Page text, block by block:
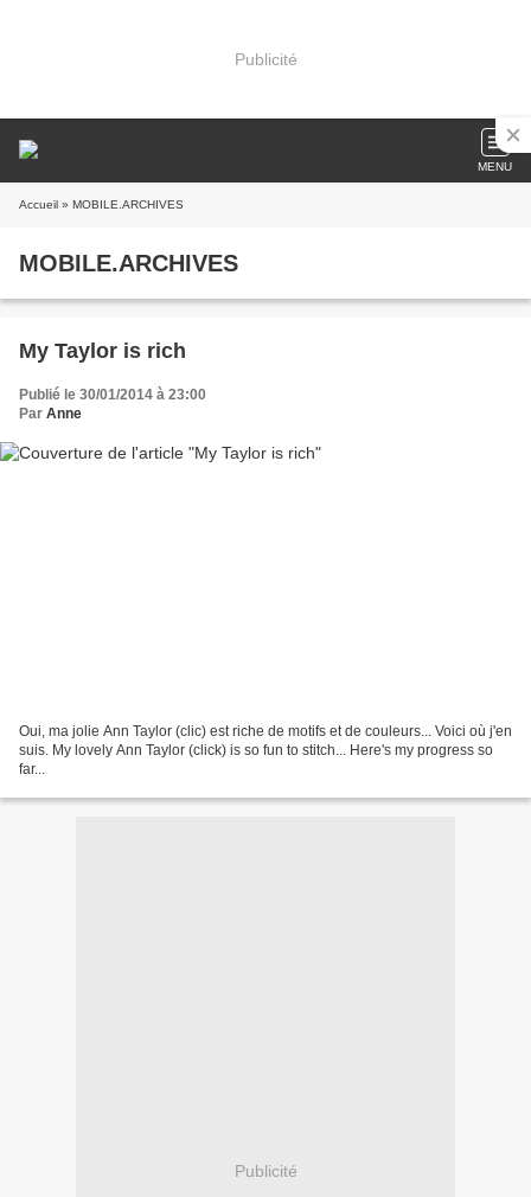
Publicité
MENU
Accueil » MOBILE.ARCHIVES
MOBILE.ARCHIVES
My Taylor is rich
Publié le 30/01/2014 à 23:00
Par Anne
Oui, ma jolie Ann Taylor (clic) est riche de motifs et de couleurs... Voici où j'en
suis. My lovely Ann Taylor (click) is so fun to stitch... Here's my progress so
far...
Publicité